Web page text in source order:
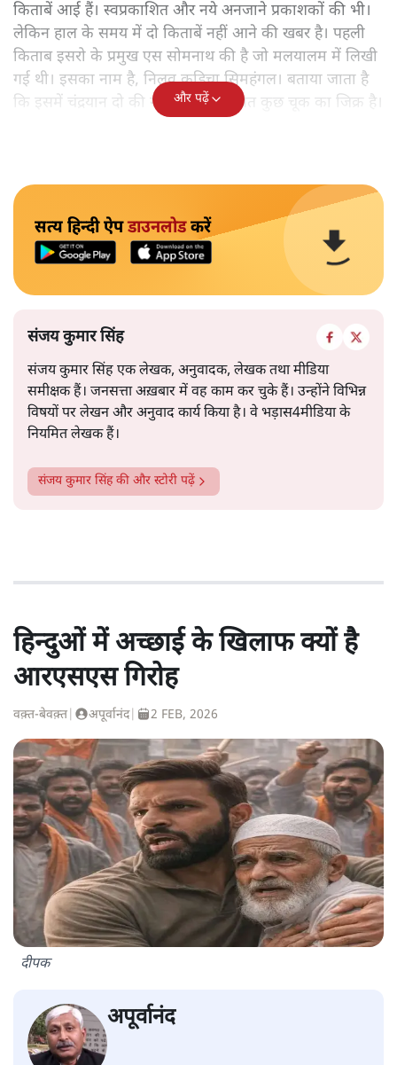
किताबें आई हैं। स्वप्रकाशित और नये अनजाने प्रकाशकों की भी।
लेकिन हाल के समय में दो किताबें नहीं आने की खबर है। पहली
किताब इसरो के प्रमुख एस सोमनाथ की है जो मलयालम में लिखी
गई थी। इसका नाम है, निलवु कुडिचा सिमहंगल। बताया जाता है
कि इसमें चंद्रयान दो की नाकामी से संबंधित कुछ चूक का जिक्र है।
और पढ़ें
सत्य हिन्दी ऐपडाउनलोडकरें
संजय कुमार सिंह
संजय कुमार सिंह एक लेखक, अनुवादक, लेखक तथा मीडिया
समीक्षक हैं। जनसत्ता अख़बार में वह काम कर चुके हैं। उन्होंने विभिन्न
विषयों पर लेखन और अनुवाद कार्य किया है। वे भड़ास4मीडिया के
नियमित लेखक हैं।
संजय कुमार सिंहकी और स्टोरी पढ़ें
हिन्दुओं में अच्छाई के खिलाफ क्यों है
आरएसएस गिरोह
वक़्त-बेवक़्त अपूर्वानंद| 2 FEB, 2026
दीपक
अपूर्वानंद